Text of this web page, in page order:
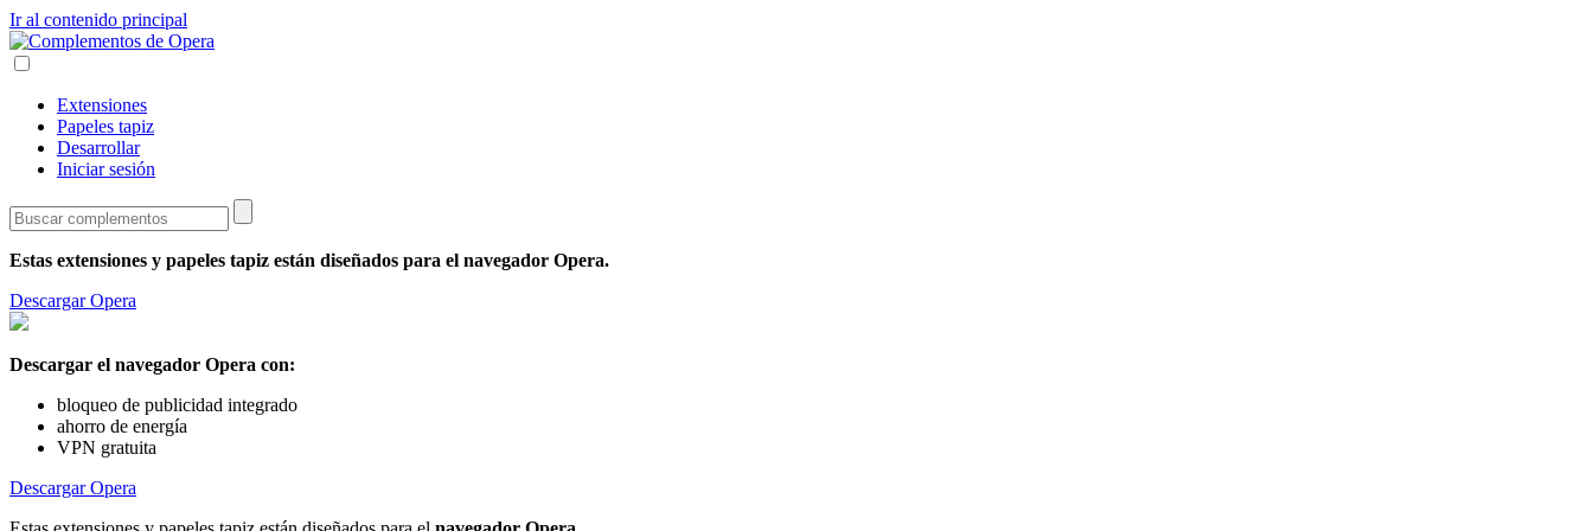
Ir al contenido principal
Extensiones
Papeles tapiz
Desarrollar
Iniciar sesión
Estas extensiones y papeles tapiz están diseñados para el navegador Opera.
Descargar Opera
Descargar el navegador Opera con:
bloqueo de publicidad integrado
ahorro de energía
VPN gratuita
Descargar Opera